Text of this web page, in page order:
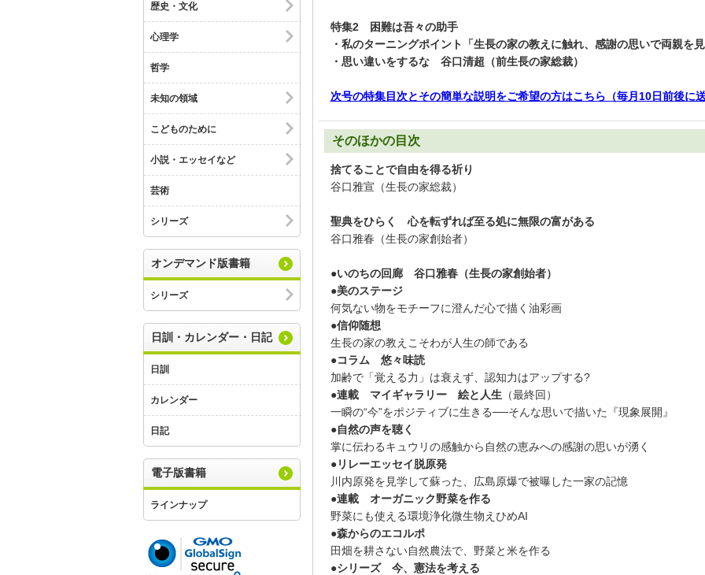
歴史・文化
心理学
哲学
未知の領域
こどものために
小説・エッセイなど
芸術
シリーズ
オンデマンド版書籍
シリーズ
日訓・カレンダー・日記
日訓
カレンダー
日記
電子版書籍
ラインナップ
特集2 困難は吾々の助手
・私のターニングポイント「生長の家の教えに触れ、感謝の思いで両親を
・思い違いをするな 谷口清超（前生長の家総裁）
次号の特集目次とその簡単な説明をご希望の方はこちら（毎月10日前後に送
そのほかの目次
捨てることで自由を得る祈り
谷口雅宣（生長の家総裁）
聖典をひらく 心を転ずれば至る処に無限の富がある
谷口雅春（生長の家創始者）
●いのちの回廊 谷口雅春（生長の家創始者）
●美のステージ
何気ない物をモチーフに澄んだ心で描く油彩画
●信仰随想
生長の家の教えこそわが人生の師である
●コラム 悠々味読
加齢で「覚える力」は衰えず、認知力はアップする?
●連載 マイギャラリー 絵と人生 （最終回）
一瞬の“今”をポジティブに生きる──そんな思いで描いた『現象展開』
●自然の声を聴く
掌に伝わるキュウリの感触から自然の恵みへの感謝の思いが湧く
●リレーエッセイ脱原発
川内原発を見学して蘇った、広島原爆で被曝した一家の記憶
●連載 オーガニック野菜を作る
野菜にも使える環境浄化微生物えひめAI
●森からのエコルポ
田畑を耕さない自然農法で、野菜と米を作る
●シリーズ 今、憲法を考える